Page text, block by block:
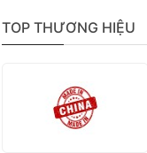
TOP THƯƠNG HIỆU